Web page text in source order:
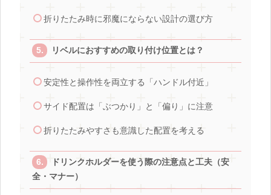
折りたたみ時に邪魔にならない設計の選び方
リベルにおすすめの取り付け位置とは？
安定性と操作性を両立する「ハンドル付近」
サイド配置は「ぶつかり」と「偏り」に注意
折りたたみやすさも意識した配置を考える
ドリンクホルダーを使う際の注意点と工夫（安
全・マナー）